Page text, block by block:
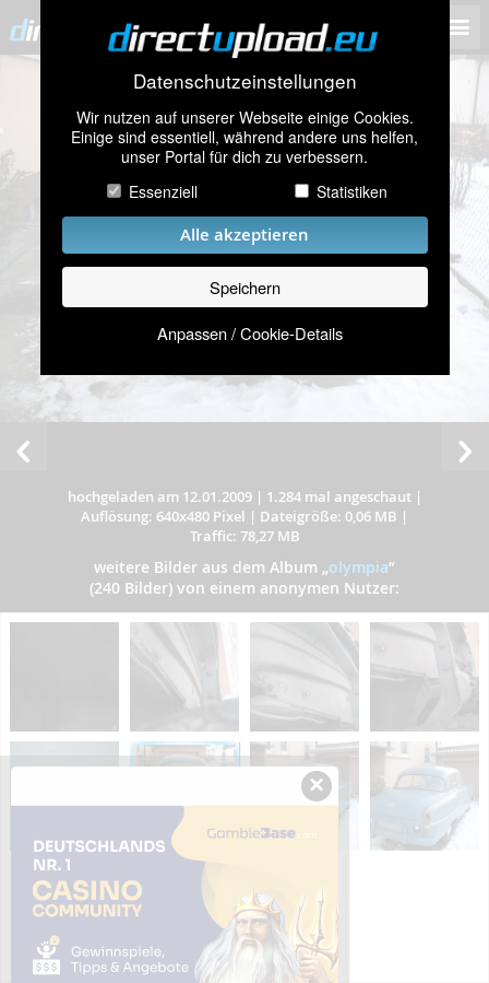
Datenschutzeinstellungen
Wir nutzen auf unserer Webseite einige Cookies.
Einige sind essentiell, während andere uns helfen,
unser Portal für dich zu verbessern.
Essenziell
Statistiken
Alle akzeptieren
Speichern
Anpassen / Cookie-Details
hochgeladen am 12.01.2009| 1.284 mal angeschaut|
Auflösung: 640x480 Pixel | Dateigröße: 0,06 MB |
Traffic: 78,27 MB
weitere Bilder aus dem Album „olympia”
(240 Bilder) von einem anonymen Nutzer:
×